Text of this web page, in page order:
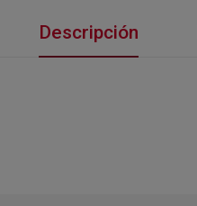
Descripción